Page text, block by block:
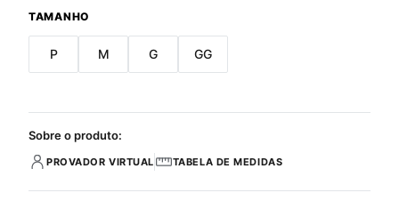
TAMANHO
P M G GG
Sobre o produto:
PROVADOR VIRTUAL TABELA DE MEDIDAS